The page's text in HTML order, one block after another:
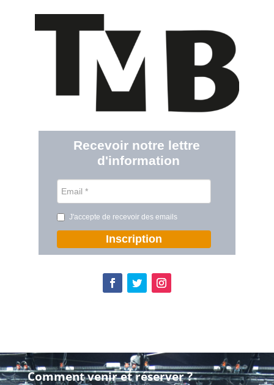
Recevoir notre lettre
d'information
J'accepte de recevoir des emails
Inscription
Comment venir et réserver ?